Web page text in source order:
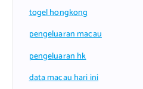
togel hongkong
pengeluaran macau
pengeluaran hk
data macau hari ini